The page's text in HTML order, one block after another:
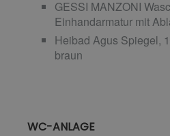
GESSI MANZONI
Einhandarmatur mit
Heibad Agus Spiegel,
braun
WC-ANLAGE